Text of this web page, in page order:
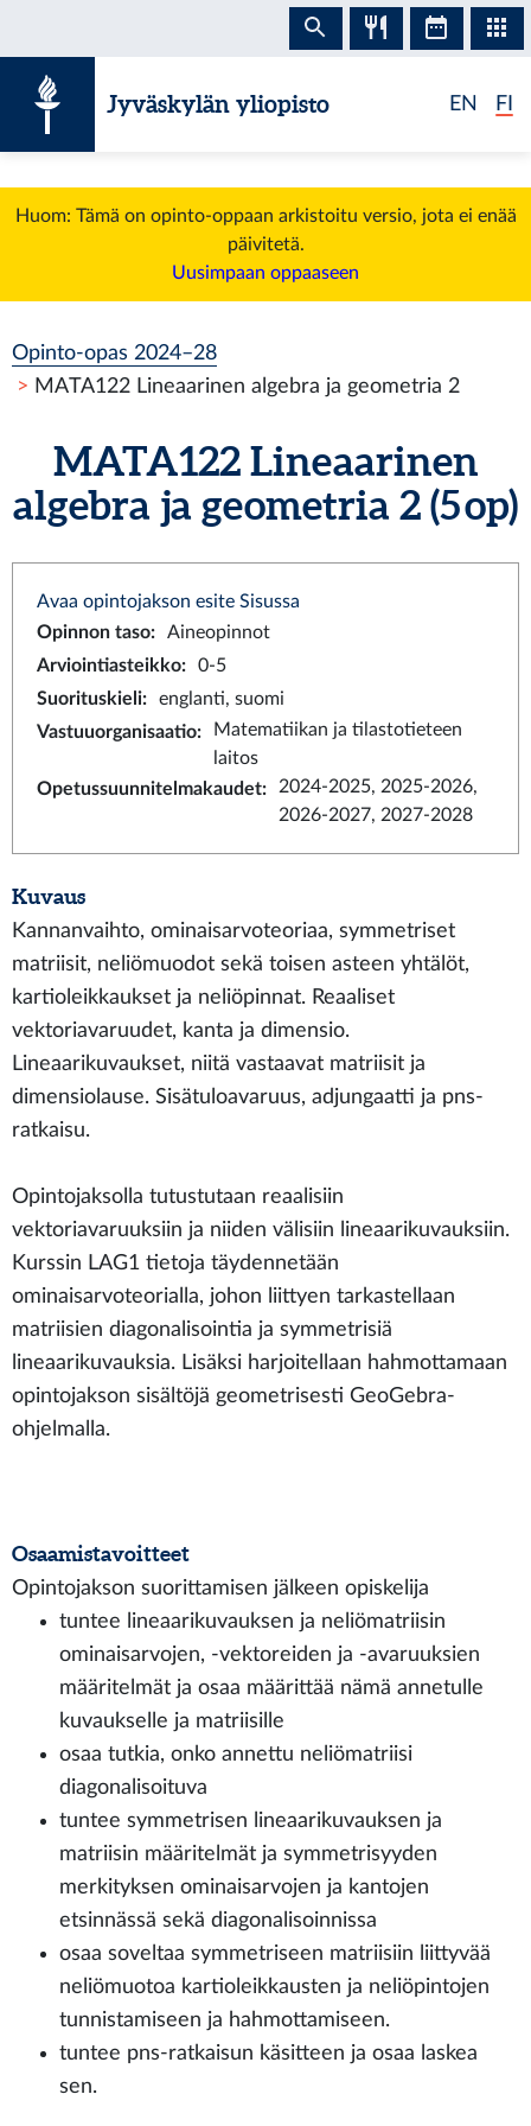
Jyväskylän yliopisto EN FI
Huom: Tämä on opinto-oppaan arkistoitu versio, jota ei enää
päivitetä.
Uusimpaan oppaaseen
Opinto-opas 2024–28
MATA122 Lineaarinen algebra ja geometria 2
MATA122 Lineaarinen
algebra ja geometria 2 (5 op)
Avaa opintojakson esite Sisussa
Opinnon taso:
Aineopinnot
Arviointiasteikko:
0-5
Suorituskieli:
englanti, suomi
Vastuuorganisaatio:
Matematiikan ja tilastotieteen
laitos
Opetussuunnitelmakaudet:
2024-2025, 2025-2026,
2026-2027, 2027-2028
Kuvaus
Kannanvaihto, ominaisarvoteoriaa, symmetriset
matriisit, neliömuodot sekä toisen asteen yhtälöt,
kartioleikkaukset ja neliöpinnat. Reaaliset
vektoriavaruudet, kanta ja dimensio.
Lineaarikuvaukset, niitä vastaavat matriisit ja
dimensiolause. Sisätuloavaruus, adjungaatti ja pns-
ratkaisu.
Opintojaksolla tutustutaan reaalisiin
vektoriavaruuksiin ja niiden välisiin lineaarikuvauksiin.
Kurssin LAG1 tietoja täydennetään
ominaisarvoteorialla, johon liittyen tarkastellaan
matriisien diagonalisointia ja symmetrisiä
lineaarikuvauksia. Lisäksi harjoitellaan hahmottamaan
opintojakson sisältöjä geometrisesti GeoGebra-
ohjelmalla.
Osaamistavoitteet
Opintojakson suorittamisen jälkeen opiskelija
tuntee lineaarikuvauksen ja neliömatriisin
ominaisarvojen, -vektoreiden ja -avaruuksien
määritelmät ja osaa määrittää nämä annetulle
kuvaukselle ja matriisille
osaa tutkia, onko annettu neliömatriisi
diagonalisoituva
tuntee symmetrisen lineaarikuvauksen ja
matriisin määritelmät ja symmetrisyyden
merkityksen ominaisarvojen ja kantojen
etsinnässä sekä diagonalisoinnissa
osaa soveltaa symmetriseen matriisiin liittyvää
neliömuotoa kartioleikkausten ja neliöpintojen
tunnistamiseen ja hahmottamiseen.
tuntee pns-ratkaisun käsitteen ja osaa laskea
sen.